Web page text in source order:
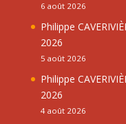
6 août 2026
Philippe
2026
5 août 2026
Philippe
2026
4 août 2026